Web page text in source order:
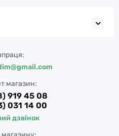
магазин:
919 45 08
031 14 00
дзвінок